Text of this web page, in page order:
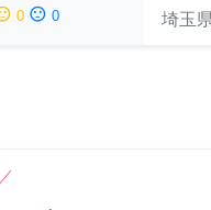
0 sentiment_dissatisfied 0
埼玉